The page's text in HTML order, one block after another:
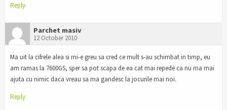
Reply
Parchet masiv
12 October 2010
Ma uit la cifrele alea si mi-e greu sa cred ce mult s-au schimbat in timp, eu
am ramas la 7600GS, sper sa pot scapa de ea cat mai repede ca nu ma mai
ajuta cu nimic daca vreau sa ma gandesc la jocurile mai noi.
Reply